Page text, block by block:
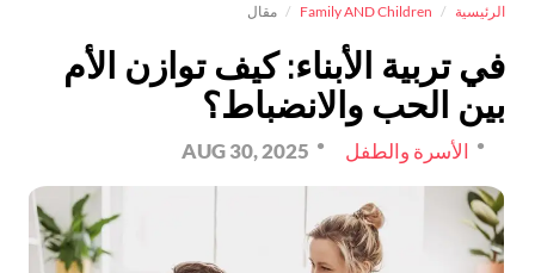
الرئيسية Family AND Children مقال
في تربية الأبناء: كيف توازن الأم
بين الحب والانضباط؟
الأسرة والطفل AUG 30, 2025